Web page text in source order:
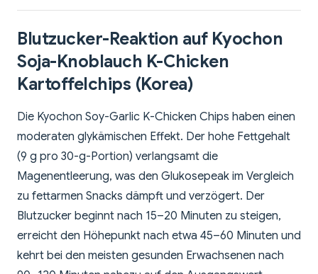
Blutzucker-Reaktion auf Kyochon
Soja-Knoblauch K-Chicken
Kartoffelchips (Korea)
Die Kyochon Soy-Garlic K-Chicken Chips haben einen
moderaten glykämischen Effekt. Der hohe Fettgehalt
(9 g pro 30-g-Portion) verlangsamt die
Magenentleerung, was den Glukosepeak im Vergleich
zu fettarmen Snacks dämpft und verzögert. Der
Blutzucker beginnt nach 15–20 Minuten zu steigen,
erreicht den Höhepunkt nach etwa 45–60 Minuten und
kehrt bei den meisten gesunden Erwachsenen nach